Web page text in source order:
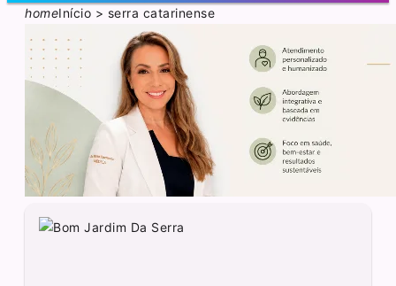
homeInício > serra catarinense